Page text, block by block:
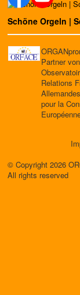
Schöne Orgeln |
Partner
Relations
Allemandes
pour la
© Copyright 2026
All rights reserved